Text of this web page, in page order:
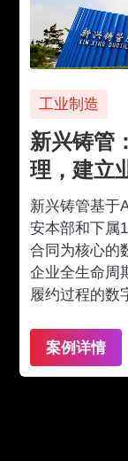
工业制造
新兴铸管
理，建立
新兴铸管基于
安本部和下属
合同为核心的
企业全生命周
履约过程的数
案例详情